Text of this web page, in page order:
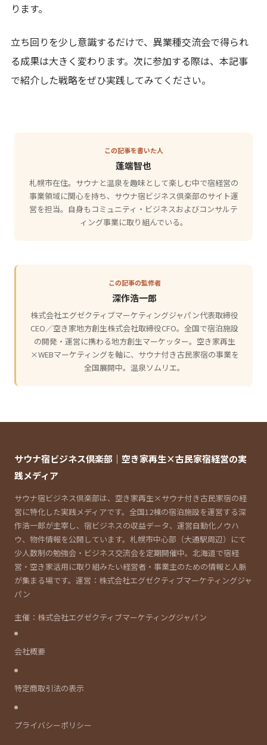
ります。
立ち回りを少し意識するだけで、異業種交流会で得られ
る成果は大きく変わります。次に参加する際は、本記事
で紹介した戦略をぜひ実践してみてください。
この記事を書いた人
蓬端智也
札幌市在住。サウナと温泉を趣味として楽しむ中で宿経営の
事業領域に関心を持ち、サウナ宿ビジネス倶楽部のサイト運
営を担当。自身もコミュニティ・ビジネスおよびコンサルテ
ィング事業に取り組んでいる。
この記事の監修者
深作浩一郎
株式会社エグゼクティブマーケティングジャパン代表取締役
CEO／空き家地方創生株式会社取締役CFO。全国で宿泊施設
の開発・運営に携わる地方創生マーケッター。空き家再生
×WEBマーケティングを軸に、サウナ付き古民家宿の事業を
全国展開中。温泉ソムリエ。
サウナ宿ビジネス倶楽部｜空き家再生×古民家宿経営の実
践メディア
サウナ宿ビジネス倶楽部は、空き家再生×サウナ付き古民家宿の経
営に特化した実践メディアです。全国12棟の宿泊施設を運営する深
作浩一郎が主宰し、宿ビジネスの収益データ、運営自動化ノウハ
ウ、物件情報を公開しています。札幌市中心部（大通駅周辺）にて
少人数制の勉強会・ビジネス交流会を定期開催中。北海道で宿経
営・空き家活用に取り組みたい経営者・事業主のための情報と人脈
が集まる場です。運営：株式会社エグゼクティブマーケティングジャ
パン
主催：株式会社エグゼクティブマーケティングジャパン
会社概要
特定商取引法の表示
プライバシーポリシー